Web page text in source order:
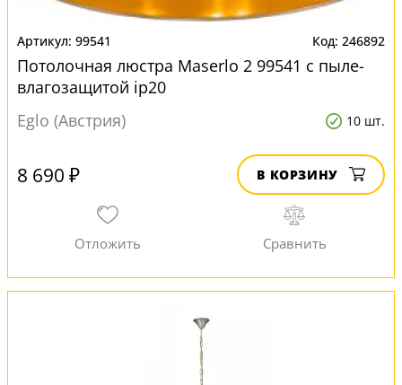
99541 246892
Потолочная люстра Maserlo 2 99541 с пыле-
влагозащитой ip20
Eglo (Австрия)
10 шт.
8 690 ₽ В КОРЗИНУ